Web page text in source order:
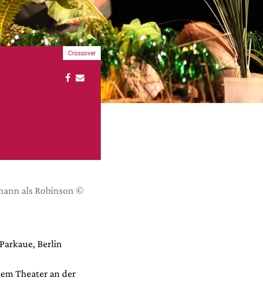
Crossover
als Robinson ©
Berlin
Theater an der